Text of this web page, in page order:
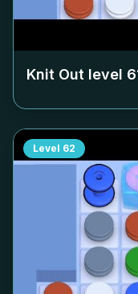
Knit Out level
Level 62